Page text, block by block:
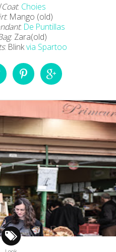
Coat: Choies
: Mango (old)
: De Puntillas
: Zara(old)
: Blinkvia Spartoo